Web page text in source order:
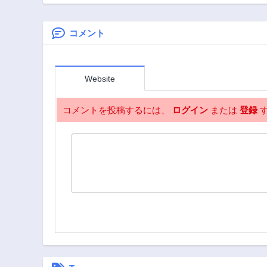
Hajimemasho!
らしたい
コメント
Website
コメントを投稿するには、 ログイン または 登録